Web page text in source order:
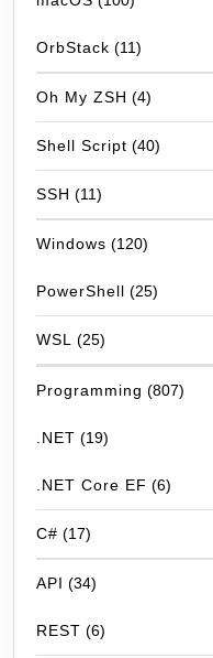
OrbStack (11)
Oh My ZSH (4)
Shell Script (40)
SSH (11)
Windows (120)
PowerShell (25)
WSL (25)
Programming (807)
.NET (19)
.NET Core EF (6)
C# (17)
API (34)
REST (6)